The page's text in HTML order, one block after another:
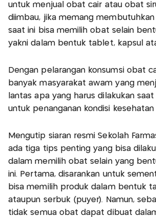
untuk menjual obat cair atau obat
diimbau, jika memang
saat ini bisa memilih obat selain
yakni dalam bentuk tablet, kapsul
Dengan pelarangan konsumsi obat
banyak masyarakat awam yang
lantas apa yang harus dilakukan
untuk penanganan kondisi kesehatan
Mengutip siaran resmi Sekolah
ada tiga tips penting yang bisa
dalam memilih obat selain yang
ini. Pertama, disarankan untuk
bisa memilih produk dalam bentuk
ataupun serbuk (puyer). Namun,
tidak semua obat dapat dibuat